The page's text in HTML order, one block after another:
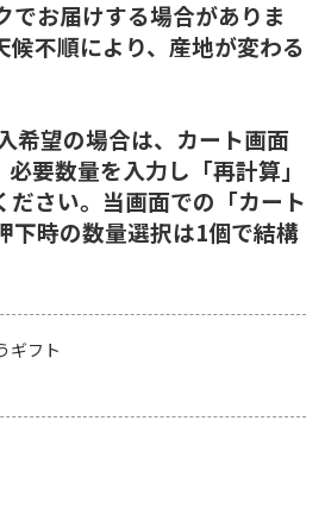
でお届けする場合がありま
候不順により、産地が変わる
希望の場合は、カート画面
要数量を入力し「再計算」
ださい。当画面での「カート
下時の数量選択は1個で結構
ギフト